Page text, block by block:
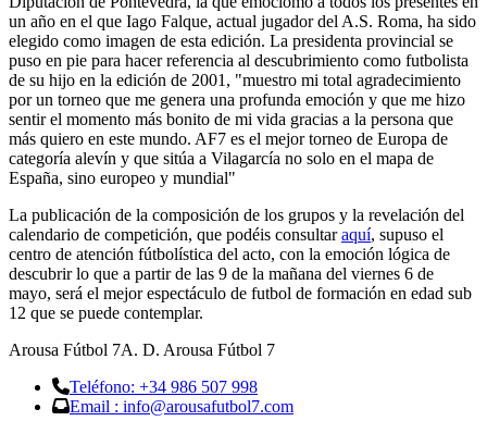
un año en el que Iago Falque, actual jugador del A.S. Roma, ha sido
elegido como imagen de esta edición. La presidenta provincial se
puso en pie para hacer referencia al descubrimiento como futbolista
de su hijo en la edición de 2001, "muestro mi total agradecimiento
por un torneo que me genera una profunda emoción y que me hizo
sentir el momento más bonito de mi vida gracias a la persona que
más quiero en este mundo. AF7 es el mejor torneo de Europa de
categoría alevín y que sitúa a Vilagarcía no solo en el mapa de
España, sino europeo y mundial"
La publicación de la composición de los grupos y la revelación del
calendario de competición, que podéis consultaraquí, supuso el
centro de atención fútbolística del acto, con la emoción lógica de
descubrir lo que a partir de las 9 de la mañana del viernes 6 de
mayo, será el mejor espectáculo de futbol de formación en edad sub
12 que se puede contemplar.
Arousa Fútbol 7A. D. Arousa Fútbol 7
Teléfono: +34 986 507 998
Email : info@arousafutbol7.com